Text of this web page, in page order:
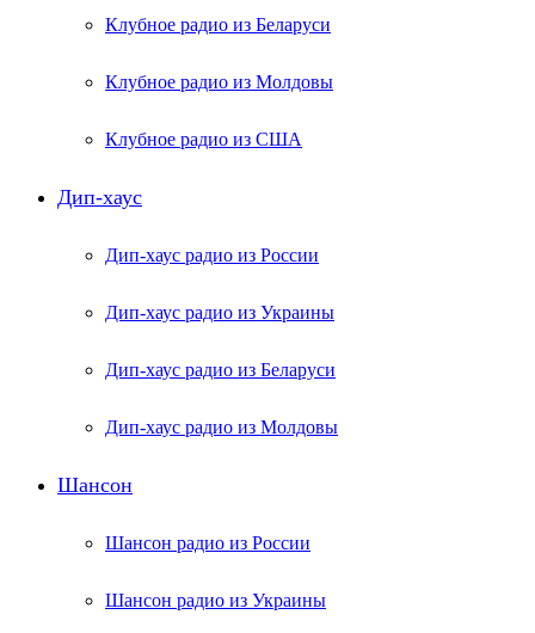
Клубное радио из Беларуси
Клубное радио из Молдовы
Клубное радио из США
Дип-хаус
Дип-хаус радио из России
Дип-хаус радио из Украины
Дип-хаус радио из Беларуси
Дип-хаус радио из Молдовы
Шансон
Шансон радио из России
Шансон радио из Украины